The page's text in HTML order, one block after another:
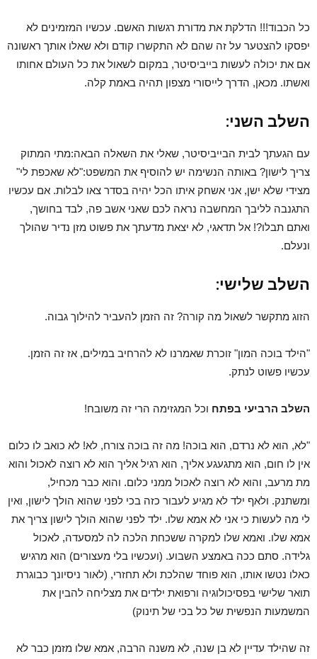
כל הכבוד!!! הדלקת את מדורת רגשות האשם. עכשיו המזמינים לא
יפסקו להצטער על זה שהם לא התקשרו קודם ולא שאלו אותך ראשונה
אם את יכולה לעשות בייביסיטר, במקום לשאול את כל העולם אחותו
ואשתו. מכאן, הדרך לייסורי מצפון תהיה באמת קלה.
השלב השני:
עם הגעתך לבית הבייביסיטר, שאלי את השאלה הבאה:מתי המתוק
צריך לישון? באותה הנשימה יש להוסיף את המשפט:"לא שאכפת לי"
מצידי שלא ישן, אני אשחק איתו הכל יהיה בסדר צאו לבלות. אם עכשיו
התגנבה לליבך המחשבה נראה לכם שאני אשב פה, לבד בחושך,
ואתם תבלו?! אל תדאגי, לא יצאת מדעתך את פשוט מזן נדיר שהולך
ונעלם.
השלב שלישי:
הזוג מתקשר לשאול מה קורה? זה הזמן להעביר להילוך גבוה.
"הילד בוכה המון" זוכרת שאמרנו לא להרחיב במילים, אז זה הזמן.
עכשיו פשוט לנתק.
השלב הרביעי בפתח וכל המגזימה הרי זה משובח!
"לא, הוא לא נרדם, הוא בוכה! מה זה בוכה צורח, לא! לא כואב לו כלום
אין לו חום, הוא מתגעגע אליך, הוא רגיל אליך הוא לא רוצה לאכול והוא
מת מרעב, והוא לא רוצה לאכול ממני כלום. והוא כבר מכחיל,
ומשתנק. ולאף ילד לא מגיע לעבור כזה בכי לפני שהוא הולך לישון, ואין
לי מה לעשות כי אני לא אמא שלו. ילד לפני שהוא הולך לישון צריך את
אמא שלו. ואמא שלו למקרה ששכחת הלכה לה למסעדה, לאכול
גלידה. סתם ככה באמצע השבוע. (ועכשיו בלי מעצורים) הוא מרגיש
כאלו נטשו אותו, הוא פוחד שהלכת ולא תחזרי, (לאור ניסיונך כבוגרת
תואר שלישי בפסיכולוגיה ורפואת ילדים את מצליחה להבין את
המשמעות הנפשית של כל בכי של תינוק)
זה שהילד עדיין לא בן שנה, לא משנה הרבה, אמא שלו מזמן כבר לא